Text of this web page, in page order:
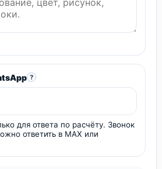
?
для ответа по расчёту. Звонок
ответить в MAX или